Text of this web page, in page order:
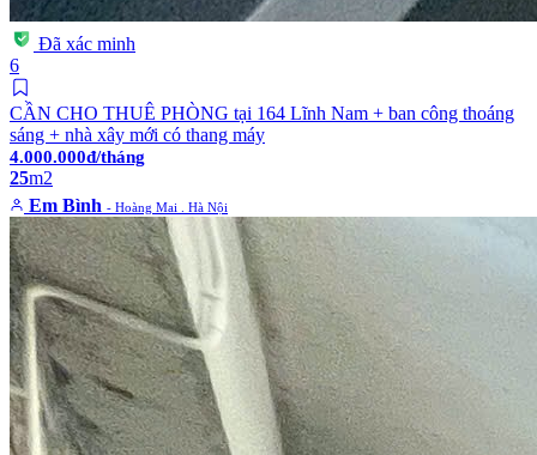
Đã xác minh
6
CẦN CHO THUÊ PHÒNG tại 164 Lĩnh Nam + ban công thoáng
sáng + nhà xây mới có thang máy
4.000.000đ/tháng
25m2
Em Bình - Hoàng Mai . Hà Nội